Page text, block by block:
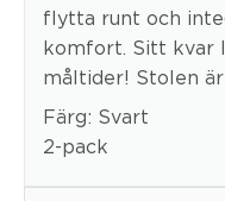
flytta runt och
komfort. Sitt kvar
måltider! Stolen
Färg: Svart
2-pack